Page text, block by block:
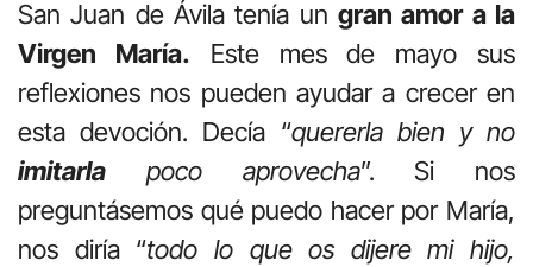
San Juan de Ávila tenía un gran amor a la
Virgen María. Este mes de mayo sus
reflexiones nos pueden ayudar a crecer en
esta devoción. Decía “quererla bien y no
imitarla poco aprovecha”. Si nos
preguntásemos qué puedo hacer por María,
nos diría “todo lo que os dijere mi hijo,